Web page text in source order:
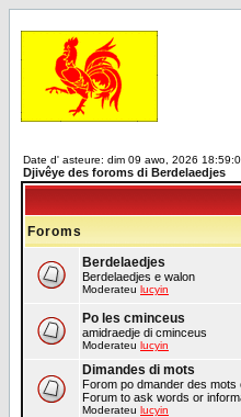
Date d' asteure: dim 09 awo, 2026
Djivêye des foroms di Berdelaedjes
Foroms
Berdelaedjes
Berdelaedjes e walon
Moderateu lucyin
Po les cminceus
amidraedje di cminceus
Moderateu lucyin
Dimandes di mots
Forom po dmander des
Forum to ask words or
Moderateu lucyin